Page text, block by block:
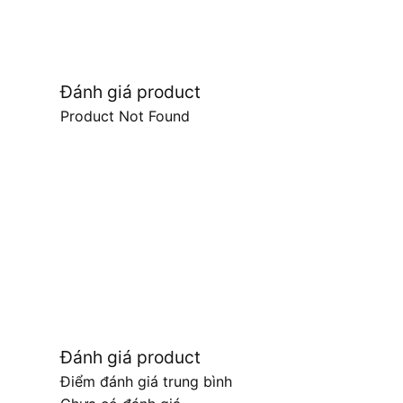
Đánh giá product
Product Not Found
Đánh giá product
Điểm đánh giá trung bình